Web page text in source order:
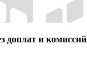
доплат и комиссий